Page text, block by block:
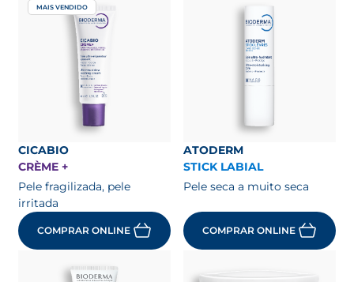
MAIS VENDIDO
CICABIO
CRÈME +
Pele fragilizada, pele
irritada
COMPRAR ONLINE
ATODERM
STICK LABIAL
Pele seca a muito seca
COMPRAR ONLINE